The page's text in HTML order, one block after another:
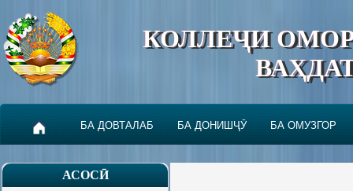
КОЛЛЕҶИ
БА ДОВТАЛАБ БА ДОНИШҶӮ БА ОМУЗГОР
АСОСӢ